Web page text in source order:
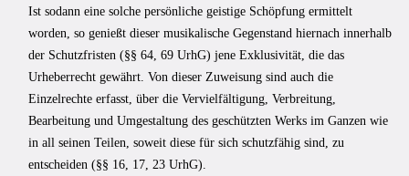
Ist sodann eine solche persönliche geistige Schöpfung ermittelt
worden, so genießt dieser musikalische Gegenstand hiernach innerhalb
der Schutzfristen (§§ 64, 69 UrhG) jene Exklusivität, die das
Urheberrecht gewährt. Von dieser Zuweisung sind auch die
Einzelrechte erfasst, über die Vervielfältigung, Verbreitung,
Bearbeitung und Umgestal­tung des geschützten Werks im Ganzen wie
in all seinen Teilen, soweit diese für sich schutzfähig sind, zu
entscheiden (§§ 16, 17, 23 UrhG).